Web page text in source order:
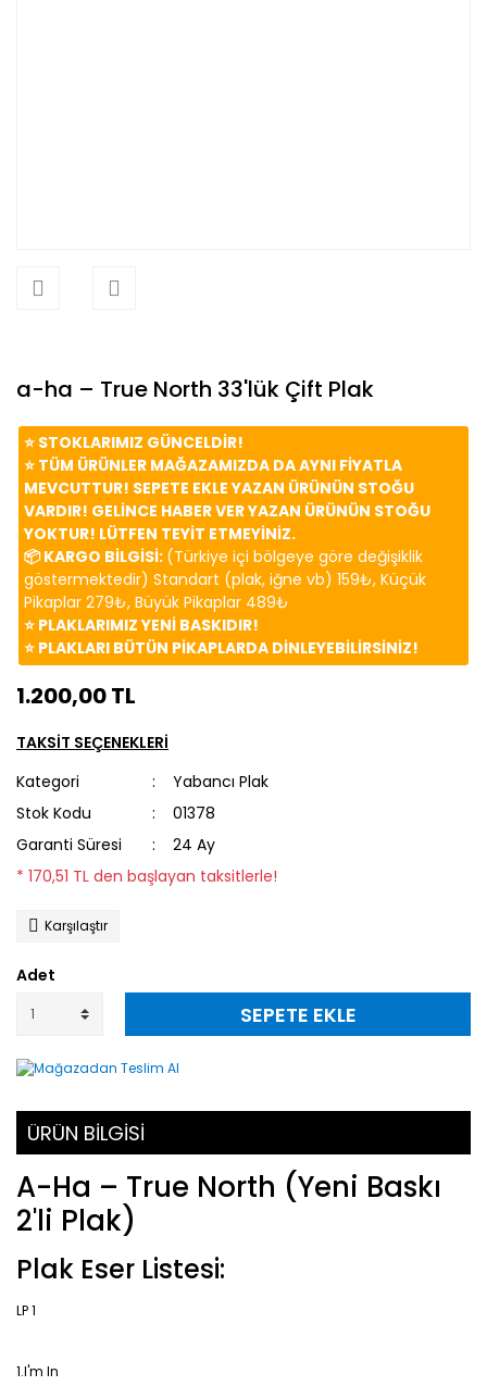
a-ha – True North 33'lük Çift Plak
⭐️ STOKLARIMIZ GÜNCELDİR!
⭐️ TÜM ÜRÜNLER MAĞAZAMIZDA DA AYNI FİYATLA
MEVCUTTUR! SEPETE EKLE YAZAN ÜRÜNÜN STOĞU
VARDIR! GELİNCE HABER VER YAZAN ÜRÜNÜN STOĞU
YOKTUR! LÜTFEN TEYİT ETMEYİNİZ.
📦 KARGO BİLGİSİ: (Türkiye içi bölgeye göre değişiklik
göstermektedir) Standart (plak, iğne vb) 159₺, Küçük
Pikaplar 279₺, Büyük Pikaplar 489₺
⭐️ PLAKLARIMIZ YENİ BASKIDIR!
⭐️ PLAKLARI BÜTÜN PİKAPLARDA DİNLEYEBİLİRSİNİZ!
1.200,00 TL
TAKSİT SEÇENEKLERİ
Kategori
Yabancı Plak
Stok Kodu
01378
Garanti Süresi
24 Ay
* 170,51 TL den başlayan taksitlerle!
Karşılaştır
Adet
SEPETE EKLE
ÜRÜN BİLGİSİ
A-Ha – True North (Yeni Baskı
2'li Plak)
Plak Eser Listesi:
LP 1
1.I'm In